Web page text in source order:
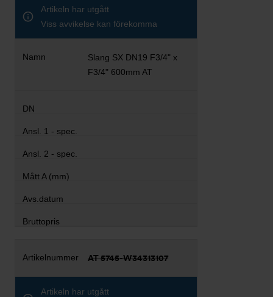
Artikeln har utgått
Viss avvikelse kan förekomma
Slang SX DN19 F3/4" x
F3/4" 600mm AT
AT 5745-W34313107
Artikeln har utgått